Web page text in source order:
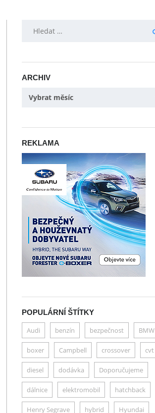
VYHLEDÁVÁNÍ
ARCHIV
ARCHIV
Vybrat měsíc
REKLAMA
POPULÁRNÍ ŠTÍTKY
Audi benzín bezpečnost BMW
boxer Campbell crossover cvt
diesel dodávka Doporučujeme
dálnice elektromobil hatchback
Henry Segrave hybrid Hyundai